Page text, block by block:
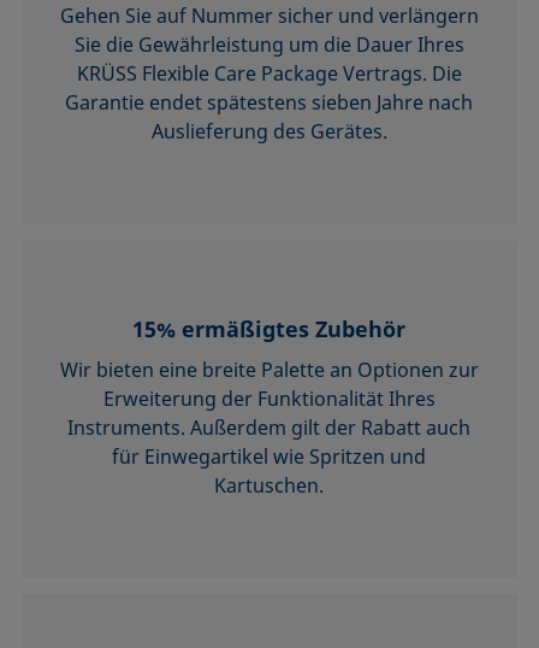
Gehen Sie auf Nummer sicher und verlängern
Sie die Gewährleistung um die Dauer Ihres
KRÜSS Flexible Care Package Vertrags. Die
Garantie endet spätestens sieben Jahre nach
Auslieferung des Gerätes.
15% ermäßigtes Zubehör
Wir bieten eine breite Palette an Optionen zur
Erweiterung der Funktionalität Ihres
Instruments. Außerdem gilt der Rabatt auch
für Einwegartikel wie Spritzen und
Kartuschen.